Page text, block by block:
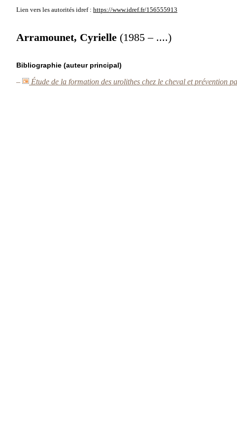
Lien vers les autorités idref : https://www.idref.fr/156555913
Arramounet, Cyrielle (1985 – ....)
Bibliographie (auteur principal)
– Étude de la formation des urolithes chez le cheval et prévention